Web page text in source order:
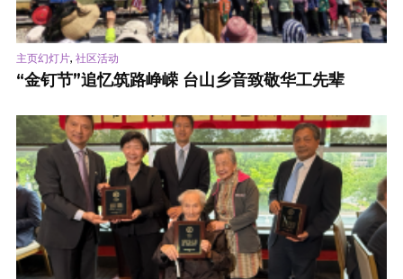
主页幻灯片, 社区活动
“金钉节”追忆筑路峥嵘 台山乡音致敬华工先辈